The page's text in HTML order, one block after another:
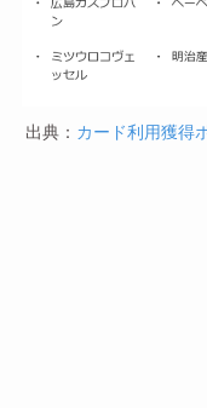
出典： カード利用獲得